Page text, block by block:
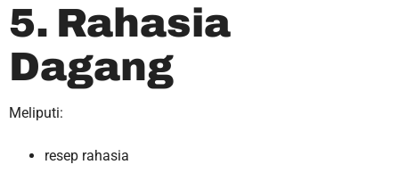
5. Rahasia
Dagang
Meliputi:
resep rahasia